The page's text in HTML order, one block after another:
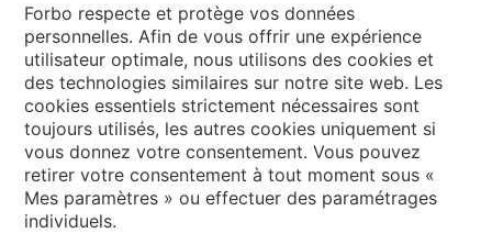
Sélectionnez un pays
Sélectionnez votre pays
Forbo respecte et protège vos données
personnelles. Afin de vous offrir une expérience
utilisateur optimale, nous utilisons des cookies et
des technologies similaires sur notre site web. Les
cookies essentiels strictement nécessaires sont
toujours utilisés, les autres cookies uniquement si
vous donnez votre consentement. Vous pouvez
retirer votre consentement à tout moment sous «
Mes paramètres » ou effectuer des paramétrages
individuels.